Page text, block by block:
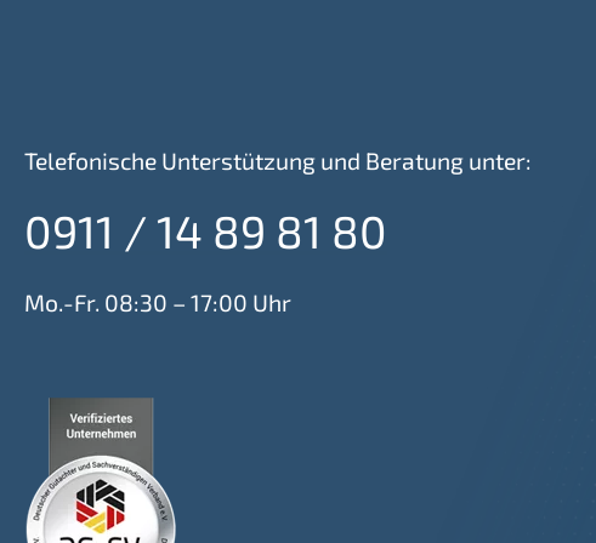
Telefonische Unterstützung und Beratung unter:
0911 / 14 89 81 80
Mo.-Fr. 08:30 – 17:00 Uhr